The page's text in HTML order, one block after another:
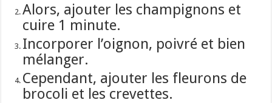
Alors, ajouter les champignons et
cuire 1 minute.
Incorporer l’oignon, poivré et bien
mélanger.
Cependant, ajouter les fleurons de
brocoli et les crevettes.